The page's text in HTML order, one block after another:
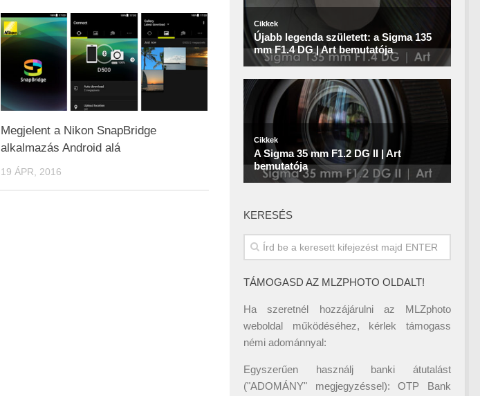
Megjelent a Nikon SnapBridge
alkalmazás Android alá
19 ÁPR, 2016
KERESÉS
TÁMOGASD AZ MLZPHOTO OLDALT!
Ha szeretnél hozzájárulni az MLZphoto
weboldal működéséhez, kérlek támogass
némi adománnyal:
Egyszerűen használj banki átutalást
("ADOMÁNY" megjegyzéssel): OTP Bank